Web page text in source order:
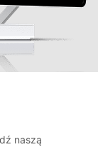
naszą